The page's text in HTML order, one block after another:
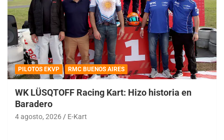
PILOTOS EKVP RMC BUENOS AIRES
WK LÜSQTOFF Racing Kart: Hizo historia en
Baradero
4 agosto, 2026 E-Kart